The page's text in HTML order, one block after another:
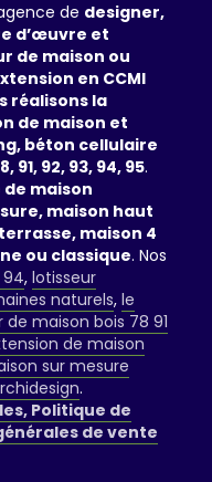
de designer,
d’œuvre et
de maison ou
en CCMI
réalisons la
de maison et
béton cellulaire
91, 92, 93, 94, 95.
maison
maison haut
maison 4
ou classique. Nos
94, lotisseur
naturels, le
maison bois 78 91
de maison
sur mesure
.
Politique de
de vente